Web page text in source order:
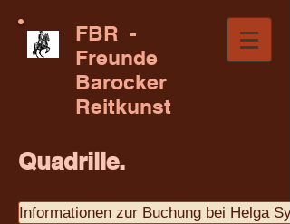
FBR -
Freunde
Barocker
Reitkunst
Quadrille.
Informationen zur Buchung bei Helga